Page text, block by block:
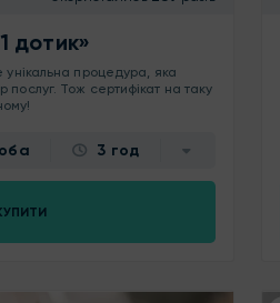
дотик»
унікальна процедура, яка
Тож сертифікат на таку
3 год